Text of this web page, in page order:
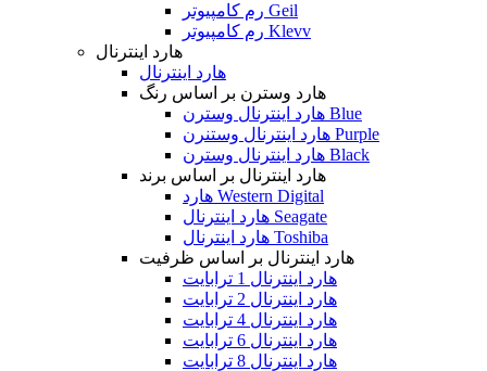
رم کامپیوتر Geil
رم کامپیوتر Klevv
هارد اینترنال
هارد اینترنال
هارد وسترن بر اساس رنگ
هارد اینترنال وسترن Blue
هارد اینترنال وستنرن Purple
هارد اینترنال وسترن Black
هارد اینترنال بر اساس برند
هارد Western Digital
هارد اینترنال Seagate
هارد اینترنال Toshiba
هارد اینترنال بر اساس ظرفیت
هارد اینترنال 1 ترابایت
هارد اینترنال 2 ترابایت
هارد اینترنال 4 ترابایت
هارد اینترنال 6 ترابایت
هارد اینترنال 8 ترابایت